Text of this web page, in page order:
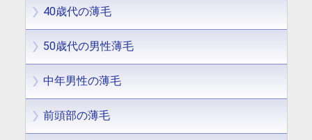
40歳代の薄毛
50歳代の男性薄毛
中年男性の薄毛
前頭部の薄毛